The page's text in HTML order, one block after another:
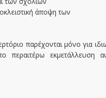
άποψη των
παρέχονται μόνο για
περαιτέρω εκμετάλλευση